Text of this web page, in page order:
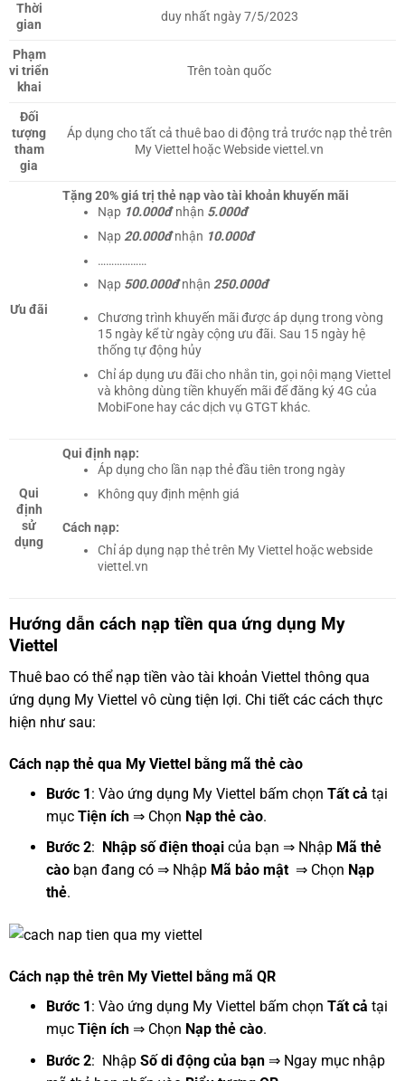
Thời
gian
duy nhất ngày 7/5/2023
Phạm
vi triển
khai
Trên toàn quốc
Đối
tượng
tham
gia
Áp dụng cho tất cả thuê bao di động trả trước nạp thẻ trên
My Viettel hoặc Webside viettel.vn
Ưu đãi
Tặng 20% giá trị thẻ nạp vào tài khoản khuyến mãi
Nạp 10.000đ nhận 5.000đ
Nạp20.000đnhận 10.000đ
………………
Nạp 500.000đnhận 250.000đ
Chương trình khuyến mãi được áp dụng trong vòng
15 ngày kể từ ngày cộng ưu đãi. Sau 15 ngày hệ
thống tự động hủy
Chỉ áp dụng ưu đãi cho nhắn tin, gọi nội mạng Viettel
và không dùng tiền khuyến mãi để đăng ký 4G của
MobiFone hay các dịch vụ GTGT khác.
Qui
định
sử
dụng
Qui định nạp:
Áp dụng cho lần nạp thẻ đầu tiên trong ngày
Không quy định mệnh giá
Cách nạp:
Chỉ áp dụng nạp thẻ trên My Viettel hoặc webside
viettel.vn
Hướng dẫn cách nạp tiền qua ứng dụng My
Viettel
Thuê bao có thể nạp tiền vào tài khoản Viettel thông qua
ứng dụng My Viettel vô cùng tiện lợi. Chi tiết các cách thực
hiện như sau:
Cách nạp thẻ qua My Viettel bằng mã thẻ cào
Bước 1: Vào ứng dụng My Viettel bấm chọn Tất cả tại
mụcTiện ích⇒ Chọn Nạp thẻ cào.
Bước 2: Nhập số điện thoại của bạn ⇒ Nhập Mã thẻ
càobạn đang có ⇒ Nhập Mã bảo mật⇒ Chọn Nạp
thẻ.
Cách nạp thẻ trên My Viettel bằng mã QR
Bước 1 : Vào ứng dụng My Viettel bấm chọn Tất cả tại
mục Tiện ích⇒ Chọn Nạp thẻ cào.
Bước 2: NhậpSố di động của bạn⇒ Ngay mục nhập